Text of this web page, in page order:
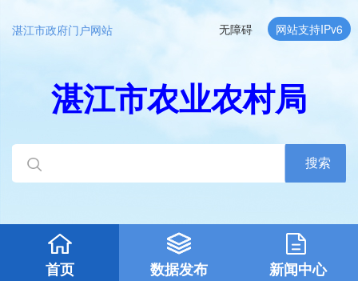
湛江市政府门户网站 无障碍 网站支持IPv6
湛江市农业农村局
搜索
首页 数据发布 新闻中心